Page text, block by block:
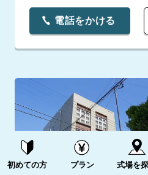
電話をかける
資料請求する
初めての方 プラン 式場を